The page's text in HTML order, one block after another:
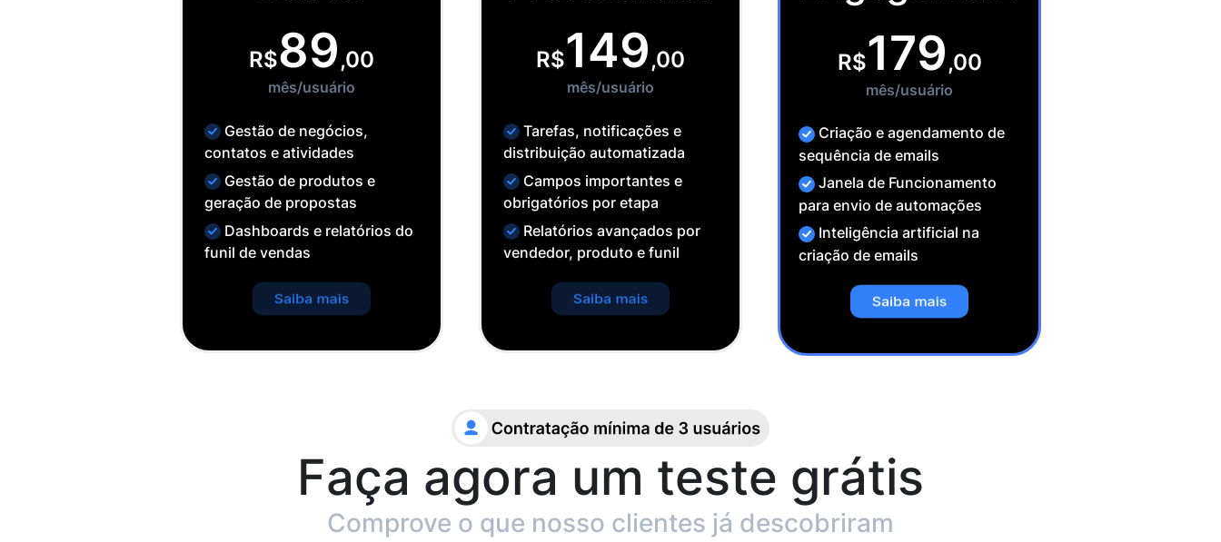
R$89,00
mês/usuário
Gestão de negócios,
contatos e atividades
Gestão de produtos e
geração de propostas
Dashboards e relatórios do
funil de vendas
R$149,00
mês/usuário
Tarefas, notificações e
distribuição automatizada
Campos importantes e
obrigatórios por etapa
Relatórios avançados por
vendedor, produto e funil
R$179,00
mês/usuário
Criação e agendamento de
sequência de emails
Janela de Funcionamento
para envio de automações
Inteligência artificial na
criação de emails
Faça agora um teste grátis
Comprove o que nosso clientes já descobriram